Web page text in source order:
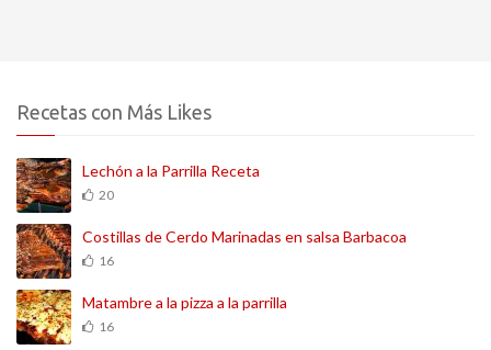
Recetas con Más Likes
Lechón a la Parrilla Receta
20
Costillas de Cerdo Marinadas en salsa Barbacoa
16
Matambre a la pizza a la parrilla
16